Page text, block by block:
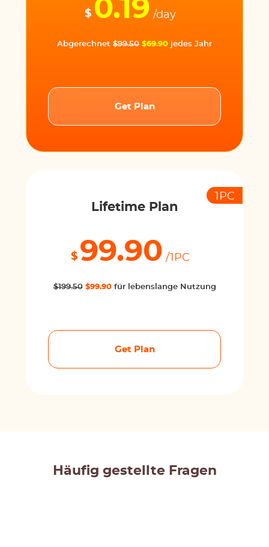
$ 0.19 /day
Abgerechnet $99.50 $69.90 jedes Jahr
Get Plan
Lifetime Plan
1PC
$ 99.90 /1PC
$199.50 $99.90für lebenslange Nutzung
Get Plan
Häufig gestellte Fragen